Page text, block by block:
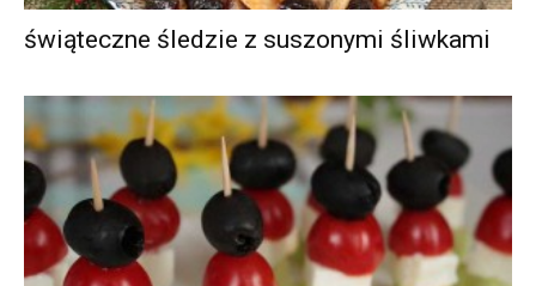
świąteczne śledzie z suszonymi śliwkami